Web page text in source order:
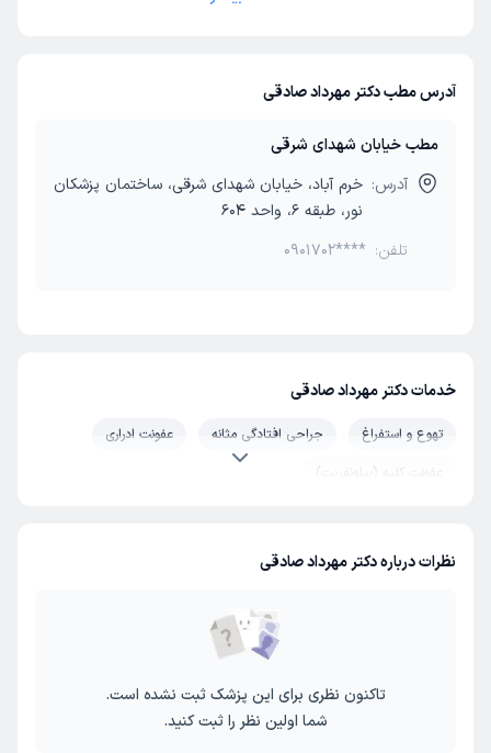
آدرس مطب دکتر مهرداد صادقی
مطب خیابان شهدای شرقی
آدرس: خرم آباد، خیابان شهدای شرقی، ساختمان پزشکان
نور، طبقه 6، واحد 604
تلفن: 0901702****
خدمات دکتر مهرداد صادقی
تهوع و استفراغ جراحی افتادگی مثانه
عفونت ادراری
عفونت کلیه (پیلونفریت)
نظرات درباره دکتر مهرداد صادقی
تاکنون نظری برای این پزشک ثبت نشده است.
شما اولین نظر را ثبت کنید.